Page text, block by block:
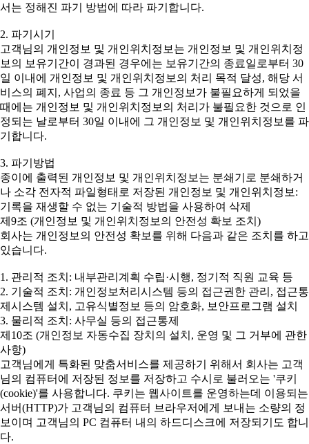
서는 정해진 파기 방법에 따라 파기합니다.
2. 파기시기
고객님의 개인정보 및 개인위치정보는 개인정보 및 개인위치정
보의 보유기간이 경과된 경우에는 보유기간의 종료일로부터 30
일 이내에 개인정보 및 개인위치정보의 처리 목적 달성, 해당 서
비스의 폐지, 사업의 종료 등 그 개인정보가 불필요하게 되었을
때에는 개인정보 및 개인위치정보의 처리가 불필요한 것으로 인
정되는 날로부터 30일 이내에 그 개인정보 및 개인위치정보를 파
기합니다.
3. 파기방법
종이에 출력된 개인정보 및 개인위치정보는 분쇄기로 분쇄하거
나 소각 전자적 파일형태로 저장된 개인정보 및 개인위치정보:
기록을 재생할 수 없는 기술적 방법을 사용하여 삭제
제9조 (개인정보 및 개인위치정보의 안전성 확보 조치)
회사는 개인정보의 안전성 확보를 위해 다음과 같은 조치를 하고
있습니다.
1. 관리적 조치: 내부관리계획 수립·시행, 정기적 직원 교육 등
2. 기술적 조치: 개인정보처리시스템 등의 접근권한 관리, 접근통
제시스템 설치, 고유식별정보 등의 암호화, 보안프로그램 설치
3. 물리적 조치: 사무실 등의 접근통제
제10조 (개인정보 자동수집 장치의 설치, 운영 및 그 거부에 관한
사항)
고객님에게 특화된 맞춤서비스를 제공하기 위해서 회사는 고객
님의 컴퓨터에 저장된 정보를 저장하고 수시로 불러오는 '쿠키
(cookie)'를 사용합니다. 쿠키는 웹사이트를 운영하는데 이용되는
서버(HTTP)가 고객님의 컴퓨터 브라우저에게 보내는 소량의 정
보이며 고객님의 PC 컴퓨터 내의 하드디스크에 저장되기도 합니
다.